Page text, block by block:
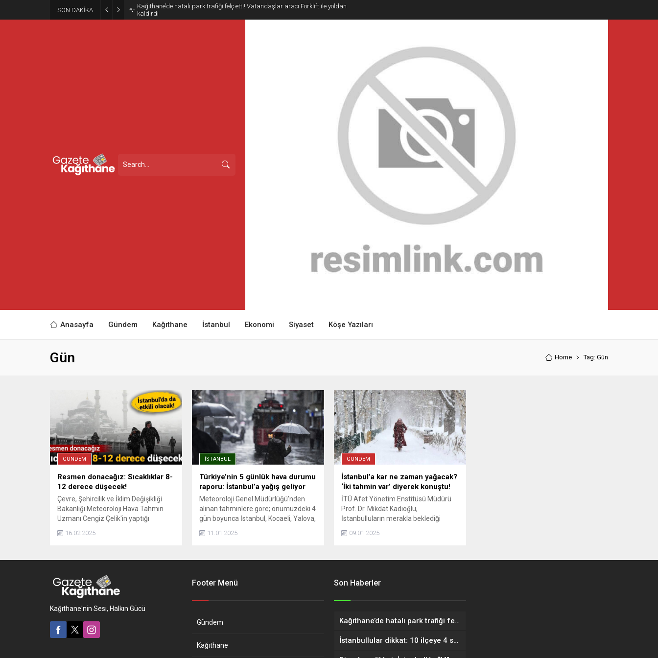
SON DAKİKA
Kağıthane’de hatalı park trafiği felç etti! Vatandaşlar aracı Forklift ile yoldan
kaldırdı
Anasayfa Gündem Kağıthane İstanbul Ekonomi Siyaset Köşe Yazıları
Gün Home Tag: Gün
GÜNDEM
Resmen donacağız: Sıcaklıklar 8-
12 derece düşecek!
Çevre, Şehircilik ve İklim Değişikliği
Bakanlığı Meteoroloji Hava Tahmin
Uzmanı Cengiz Çelik'in yaptığı
kuzeybatı bölgelerde kuvvetli yağmur
16.02.2025
İSTANBUL
Türkiye’nin 5 günlük hava durumu
raporu: İstanbul’a yağış geliyor
Meteoroloji Genel Müdürlüğü'nden
alınan tahminlere göre; önümüzdeki 4
gün boyunca İstanbul, Kocaeli, Yalova,
Çanakkale ve Balıkesir’in kuzey
11.01.2025
GÜNDEM
İstanbul’a kar ne zaman yağacak?
‘İki tahmin var’ diyerek konuştu!
İTÜ Afet Yönetim Enstitüsü Müdürü
Prof. Dr. Mikdat Kadıoğlu,
İstanbulluların merakla beklediği
sorusuna yanıt verdi. Kadıoğlu
09.01.2025
Kağıthane'nin Sesi, Halkın Gücü
Footer Menü
Gündem
Kağıthane
Son Haberler
Kağıthane’de hatalı park trafiği felç etti! Vatandaşlar aracı Forklift ile yoldan kaldırdı
İstanbullular dikkat: 10 ilçeye 4 saat su verilemeyecek